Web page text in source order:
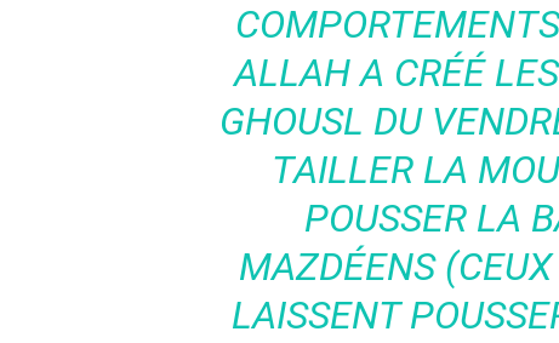
ALLAH A CRÉÉ
GHOUSL DU
TAILLER LA
POUSSER LA
MAZDÉENS
LAISSENT